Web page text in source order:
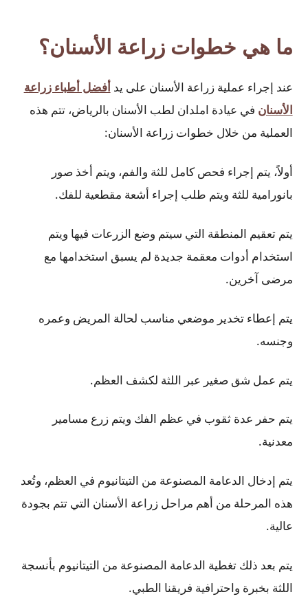
ما هي خطوات زراعة الأسنان؟
عند إجراء عملية زراعة الأسنان على يدأفضل أطباء زراعة
الأسنان في عيادة املدان لطب الأسنان بالرياض، تتم هذه
العملية من خلال خطوات زراعة الأسنان:
أولاً، يتم إجراء فحص كامل للثة والفم، ويتم أخذ صور
بانورامية للثة ويتم طلب إجراء أشعة مقطعية للفك.
يتم تعقيم المنطقة التي سيتم وضع الزرعات فيها ويتم
استخدام أدوات معقمة جديدة لم يسبق استخدامها مع
مرضى آخرين.
يتم إعطاء تخدير موضعي مناسب لحالة المريض وعمره
وجنسه.
يتم عمل شق صغير عبر اللثة لكشف العظم.
يتم حفر عدة ثقوب في عظم الفك ويتم زرع مسامير
معدنية.
يتم إدخال الدعامة المصنوعة من التيتانيوم في العظم، وتُعد
هذه المرحلة من أهم مراحل زراعة الأسنان التي تتم بجودة
عالية.
يتم بعد ذلك تغطية الدعامة المصنوعة من التيتانيوم بأنسجة
اللثة بخبرة واحترافية فريقنا الطبي.